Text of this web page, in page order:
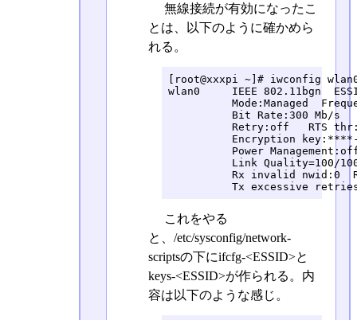
無線接続が有効になったこ
とは、以下のように確かめら
れる。
[root@xxxpi ~]# iwconfig
wlan0     IEEE 802.11bgn
Mode:Managed
Bit Rate:300 Mb/s
Retry:off   RTS
Encryption
Power
Link Quality=100/
Rx invalid nwid:0
Tx excessive
これをやる
と、/etc/sysconfig/network-
scriptsの下にifcfg-<ESSID>と
keys-<ESSID>が作られる。内
容は以下のような感じ。